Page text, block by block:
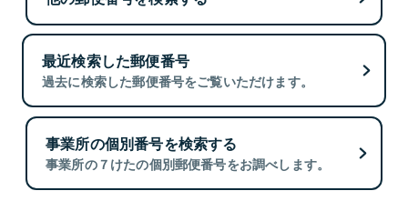
最近検索した郵便番号
過去に検索した郵便番号をご覧いただけます。
事業所の個別番号を検索する
事業所の７けたの個別郵便番号をお調べします。